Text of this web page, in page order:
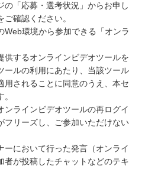
「応募・選考状況」からお申し
確認ください。
Web環境から参加できる「オンラ
供するオンラインビデオツールを
ールの利用にあたり、当該ツール
用されることに同意のうえ、本セ
ンラインビデオツールの再ログイ
フリーズし、ご参加いただけない
ーにおいて行った発言（オンライ
者が投稿したチャットなどのテキ